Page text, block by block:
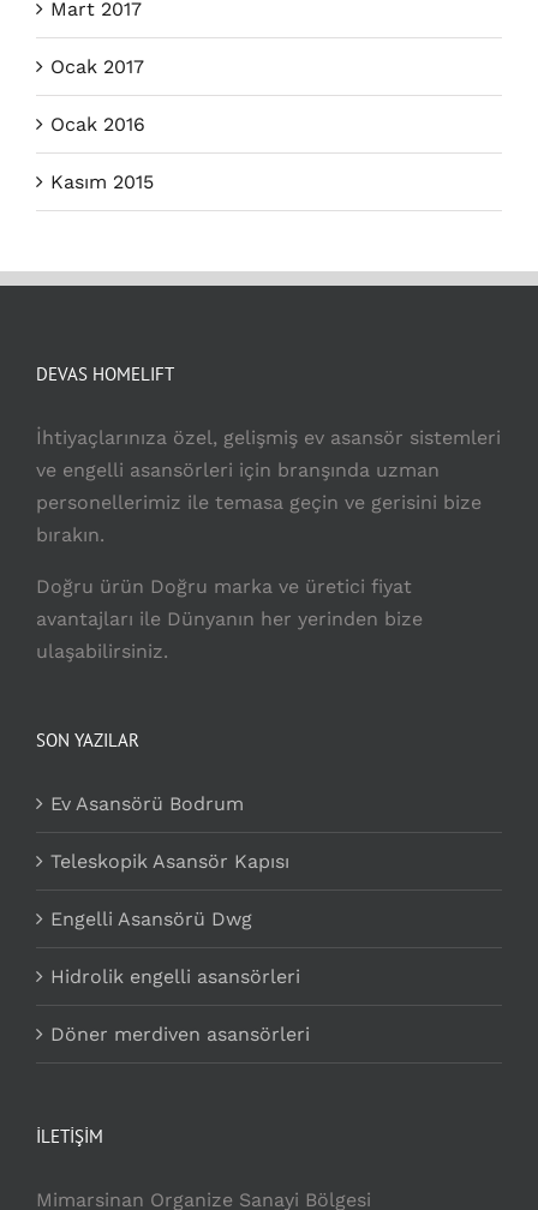
Mart 2017
Ocak 2017
Ocak 2016
Kasım 2015
DEVAS HOMELIFT
İhtiyaçlarınıza özel, gelişmiş ev asansör sistemleri
ve engelli asansörleri için branşında uzman
personellerimiz ile temasa geçin ve gerisini bize
bırakın.
Doğru ürün Doğru marka ve üretici fiyat
avantajları ile Dünyanın her yerinden bize
ulaşabilirsiniz.
SON YAZILAR
Ev Asansörü Bodrum
Teleskopik Asansör Kapısı
Engelli Asansörü Dwg
Hidrolik engelli asansörleri
Döner merdiven asansörleri
İLETİŞİM
Mimarsinan Organize Sanayi Bölgesi